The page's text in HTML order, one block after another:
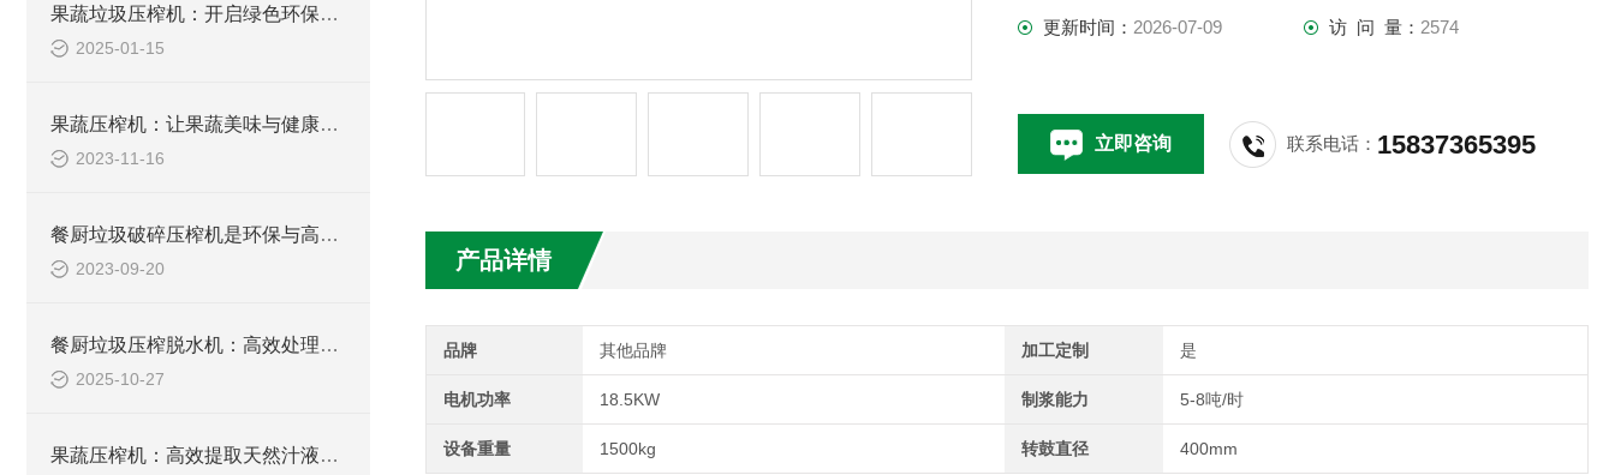
更新时间： 2026-07-09 访 问 量： 2574
立即咨询 联系电话： 15837365395
产品详情
品牌 其他品牌 加工定制 是
电机功率 18.5KW 制浆能力 5-8吨/时
设备重量 1500kg 转鼓直径 400mm
果蔬垃圾压榨机：开启绿色环保新征程
2025-01-15
果蔬压榨机：让果蔬美味与健康兼得
2023-11-16
餐厨垃圾破碎压榨机是环保与高效的厨余处理方式
2023-09-20
餐厨垃圾压榨脱水机：高效处理与资源再利用
2025-10-27
果蔬压榨机：高效提取天然汁液的现代加工神器